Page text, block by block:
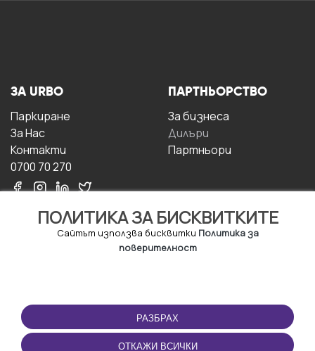
ПОЛИТИКА ЗА БИСКВИТКИТЕ
Сайтът използва бисквитки Политика за
поверителност
РАЗБРАХ
ОТКАЖИ ВСИЧКИ
ЗА URBO
Паркиране
За Hас
Контакти
0700 70 270
ПАРТНЬОРСТВО
За бизнесa
Дилъри
Партньори
ПОЛЗВАНЕ
Правила и условия за
ползване
ПРИЛОЖЕНИЕТО